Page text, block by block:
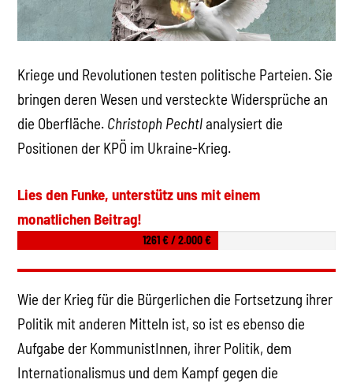
Kriege und Revolutionen testen politische Parteien. Sie
bringen deren Wesen und versteckte Widersprüche an
die Oberfläche. Christoph Pechtlanalysiert die
Positionen der KPÖ im Ukraine-Krieg.
Lies den Funke, unterstütz uns mit einem
monatlichen Beitrag!
1261 € / 2.000 €
Wie der Krieg für die Bürgerlichen die Fortsetzung ihrer
Politik mit anderen Mitteln ist, so ist es ebenso die
Aufgabe der KommunistInnen, ihrer Politik, dem
Internationalismus und dem Kampf gegen die